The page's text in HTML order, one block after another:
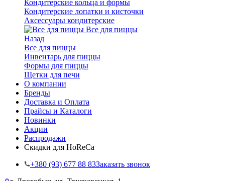
Кондитерские кольца и формы
Кондитерские лопатки и кисточки
Аксессуары кондитерские
Все для пиццы
Назад
Все для пиццы
Инвентарь для пиццы
Формы для пиццы
Щетки для печи
О компании
Бренды
Доставка и Оплата
Прайсы и Каталоги
Новинки
Акции
Распродажи
Скидки для HoReCa
+38‎0 (93) 677 88 83Заказать звонок